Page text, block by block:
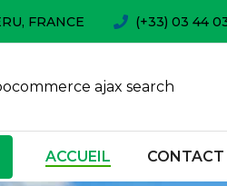
FRANCE (+33) 03 44
ajax search
ACCUEIL CONTACT